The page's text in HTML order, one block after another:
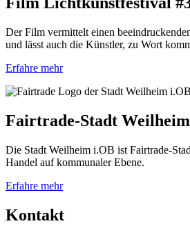
Der Film vermittelt einen
und lässt auch die Künstler, zu Wort
Erfahre mehr
Fairtrade-Stadt Weilheim
Die Stadt Weilheim i.OB ist Fairtrade-
Handel auf kommunaler Ebene.
Erfahre mehr
Kontakt